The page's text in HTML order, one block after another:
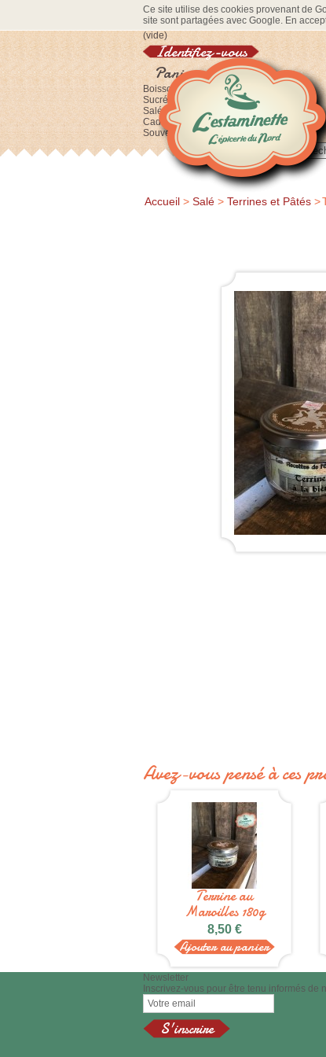
Ce site utilise des cookies provenant de
site sont partagées avec Google. En
(vide)
Identifiez-vous
Panier
Boissons
Sucré
Salé
Cadeaux
Souvenirs
Accueil > Salé > Terrines et Pâtés >
Avez-vous pensé à ces
Terrine au
Maroilles 180g
8,50 €
Ajouter au panier
Newsletter
Inscrivez-vous pour être tenu informés de